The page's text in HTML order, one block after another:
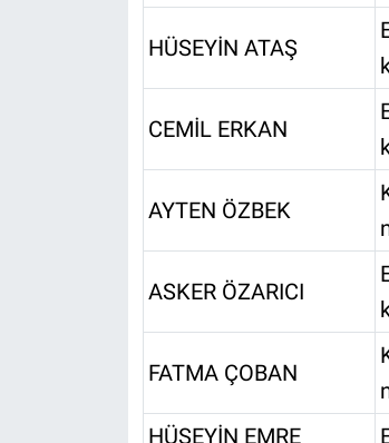
HÜSEYİN ATAŞ
CEMİL ERKAN
AYTEN ÖZBEK
ASKER ÖZARICI
FATMA ÇOBAN
HÜSEYİN EMRE